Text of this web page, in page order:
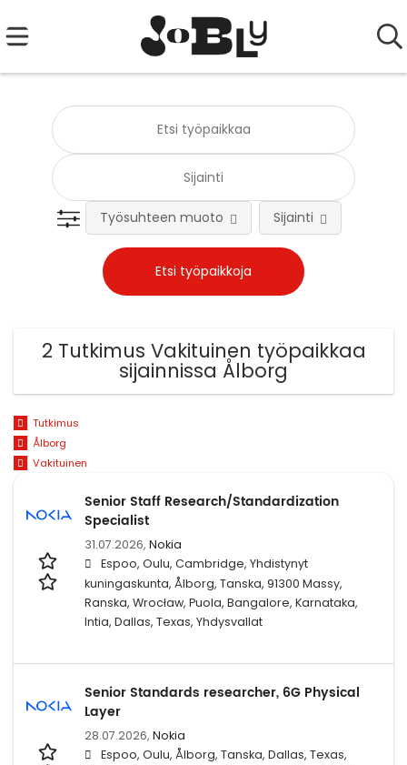
Työsuhteen muoto Sijainti
2 Tutkimus Vakituinen työpaikkaa
sijainnissa Ålborg
Tutkimus
Ålborg
Vakituinen
Senior Staff Research/Standardization
Specialist
31.07.2026, Nokia
Espoo, Oulu, Cambridge, Yhdistynyt
kuningaskunta, Ålborg, Tanska, 91300 Massy,
Ranska, Wrocław, Puola, Bangalore, Karnataka,
Intia, Dallas, Texas, Yhdysvallat
Senior Standards researcher, 6G Physical
Layer
28.07.2026, Nokia
Espoo, Oulu, Ålborg, Tanska, Dallas, Texas,